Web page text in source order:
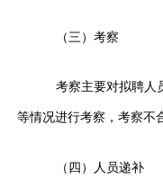
（三）考察
考察主要对拟聘人
等情况进行考察，考察不
（四）人员递补